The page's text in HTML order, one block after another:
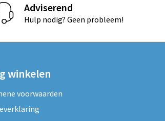
Adviserend
Hulp nodig? Geen probleem!
winkelen
voorwaarden